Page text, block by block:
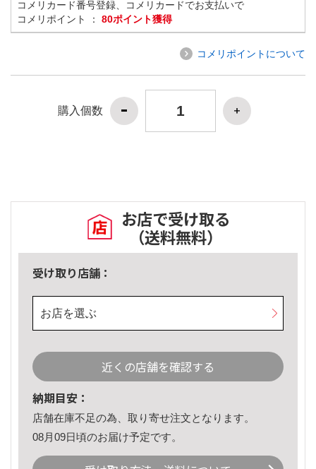
コメリカード番号登録、コメリカードでお支払いで
コメリポイント ： 80ポイント獲得
コメリポイントについて
購入個数
お店で受け取る
（送料無料）
受け取り店舗：
お店を選ぶ
近くの店舗を確認する
納期目安：
店舗在庫不足の為、取り寄せ注文となります。
08月09日頃のお届け予定です。